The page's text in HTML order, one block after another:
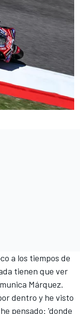
a los tiempos de
tienen que ver
Márquez.
dentro y he visto
pensado: 'donde